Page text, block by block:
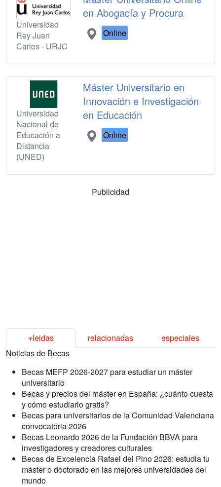
Universidad
Rey Juan
Carlos - URJC
en Abogacía y Procura
Online
Universidad
Nacional de
Educación a
Distancia
(UNED)
Máster Universitario en
Innovación e Investigación
en Educación
Online
Publicidad
+leidas relacionadas
especiales
Noticias de Becas
Becas MEFP 2026-2027 para estudiar un máster
universitario
Becas y precios del máster en España: ¿cuánto cuesta
y cómo estudiarlo gratis?
Becas para universitarios de la Comunidad Valenciana
convocatoria 2026
Becas Leonardo 2026 de la Fundación BBVA para
investigadores y creadores culturales
Becas de Excelencia Rafael del Pino 2026: estudia tu
máster o doctorado en las mejores universidades del
mundo